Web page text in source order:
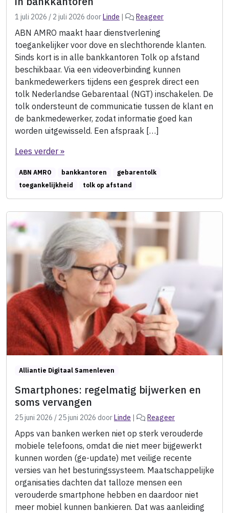
1 juli 2026 / 2 juli 2026 door Linde Reageer
ABN AMRO maakt haar dienstverlening
toegankelijker voor dove en slechthorende klanten.
Sinds kort is in alle bankkantoren Tolk op afstand
beschikbaar. Via een videoverbinding kunnen
bankmedewerkers tijdens een gesprek direct een
tolk Nederlandse Gebarentaal (NGT) inschakelen. De
tolk ondersteunt de communicatie tussen de klant en
de bankmedewerker, zodat informatie goed kan
worden uitgewisseld. Een afspraak […]
Lees verder »
ABN AMRO bankkantoren
gebarentolk
toegankelijkheid
tolk op afstand
Alliantie Digitaal Samenleven
Smartphones: regelmatig bijwerken en
soms vervangen
25 juni 2026 / 25 juni 2026 doorLinde | Reageer
Apps van banken werken niet op sterk verouderde
mobiele telefoons, omdat die niet meer bijgewerkt
kunnen worden (ge-update) met veilige recente
versies van het besturingssysteem. Maatschappelijke
organisaties dachten dat talloze mensen een
verouderde smartphone hebben en daardoor niet
meer mobiel kunnen bankieren. Dat was aanleiding